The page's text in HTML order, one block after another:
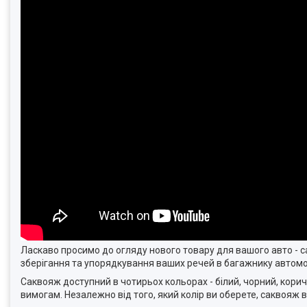
Ласкаво просимо до огляду нового товару для вашого авто -
зберігання та упорядкування ваших речей в багажнику
Саквояж доступний в чотирьох кольорах - білий, чорний,
вимогам. Незалежно від того, який колір ви оберете, саквояж